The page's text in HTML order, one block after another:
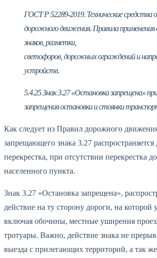
ГОСТ Р 52289-2019. Технические средства
дорожного движения. Правила
знаков, разметки,
светофоров, дорожных ограждений и
устройств.
5.4.25 Знак 3.27 «Остановка запрещена»
запрещения остановки и стоянки
Как следует из Правил дорожного
запрещающего знака 3.27
перекрестка, при отсутствии перекрестка
населенного пункта.
Знак 3.27 «Остановка запрещена»,
действие на ту сторону дороги, на которой
включая обочины, местные уширения
тротуары. Важно, действие знака не
выезда с прилегающих территорий, а так